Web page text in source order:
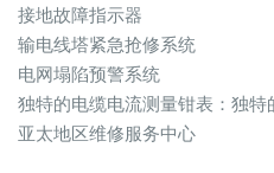
接地故障指示器
输电线塔紧急抢修系统
电网塌陷预警系统
独特的电缆电流测量钳表：独特
亚太地区维修服务中心